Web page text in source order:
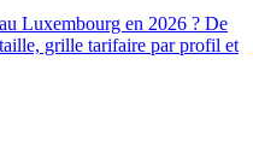
Luxembourg en 2026 ? De
grille tarifaire par profil et